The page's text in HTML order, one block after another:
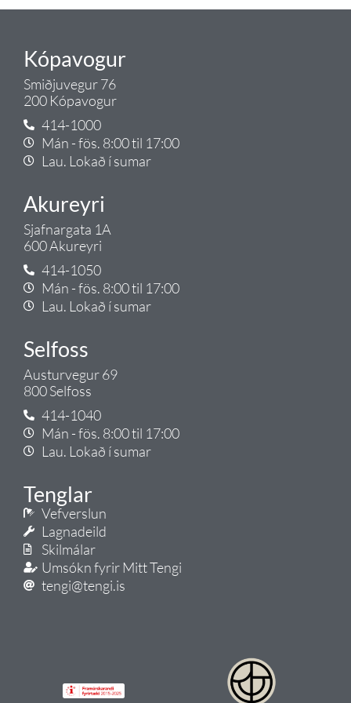
Kópavogur
Smiðjuvegur 76
200 Kópavogur
414-1000
Mán - fös. 8:00 til 17:00
Lau. Lokað í sumar
Akureyri
Sjafnargata 1A
600 Akureyri
414-1050
Mán - fös. 8:00 til 17:00
Lau. Lokað í sumar
Selfoss
Austurvegur 69
800 Selfoss
414-1040
Mán - fös. 8:00 til 17:00
Lau. Lokað í sumar
Tenglar
Vefverslun
Lagnadeild
Skilmálar
Umsókn fyrir Mitt Tengi
tengi@tengi.is